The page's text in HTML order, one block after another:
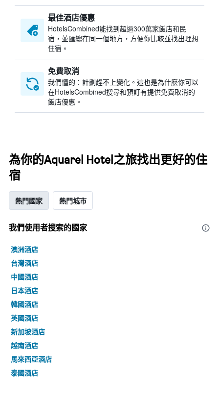
最佳酒店優惠
HotelsCombined​能找到超過300萬家飯店和民
宿，並匯總在同一個地方，方便你比較並找出理想
住宿。
免費取消
我們懂的：計劃趕不上變化。這也是為什麼你可以
在HotelsCombined搜尋和預訂有提供免費取消的
飯店優惠。
為你的Aquarel Hotel之旅找出更好的住
宿
熱門國家 熱門城市
我們使用者搜索的國家
澳洲酒店
台灣酒店
中國酒店
日本酒店
韓國酒店
英國酒店
新加坡酒店
越南酒店
馬來西亞酒店
泰國酒店